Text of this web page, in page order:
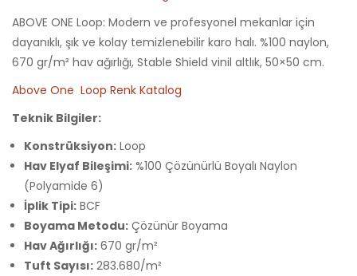
ABOVE ONE Loop: Modern ve profesyonel mekanlar için
dayanıklı, şık ve kolay temizlenebilir karo halı. %100 naylon,
670 gr/m² hav ağırlığı, Stable Shield vinil altlık, 50×50 cm.
Above One Loop Renk Katalog
Teknik Bilgiler:
Konstrüksiyon: Loop
Hav Elyaf Bileşimi: %100 Çözünürlü Boyalı Naylon
(Polyamide 6)
İplik Tipi: BCF
Boyama Metodu: Çözünür Boyama
Hav Ağırlığı: 670 gr/m²
Tuft Sayısı: 283.680/m²